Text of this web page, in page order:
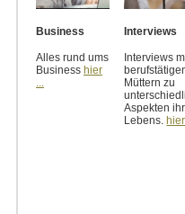
Business
Alles rund ums
Business hier
...
Interviews
Interviews
Müttern zu
Aspekten
Lebens.